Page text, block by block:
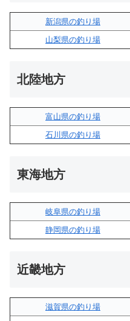
新潟県の釣り場
山梨県の釣り場
北陸地方
富山県の釣り場
石川県の釣り場
東海地方
岐阜県の釣り場
静岡県の釣り場
近畿地方
滋賀県の釣り場